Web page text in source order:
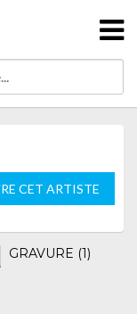
CET ARTISTE
GRAVURE (1)